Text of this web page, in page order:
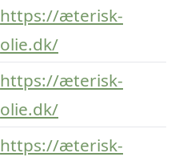
https://æterisk-
olie.dk/
https://æterisk-
olie.dk/
https://æterisk-